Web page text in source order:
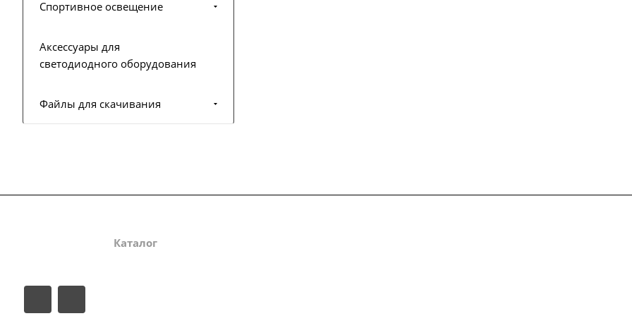
Спортивное освещение
Аксессуары для
светодиодного оборудования
Файлы для скачивания
Каталог